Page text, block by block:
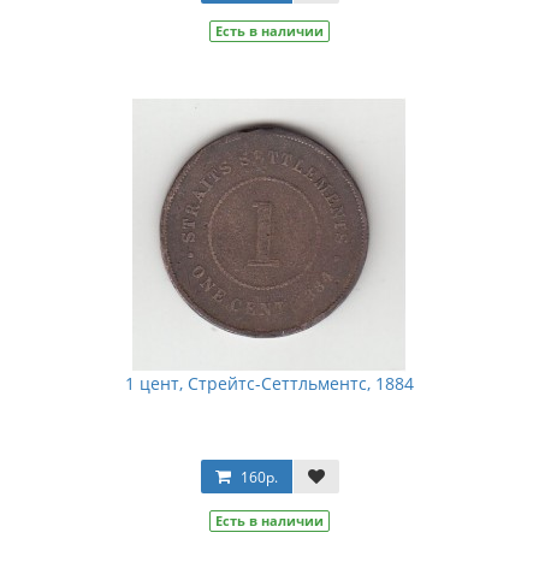
Есть в наличии
1 цент, Стрейтс-Сеттльментс, 1884
160р.
Есть в наличии